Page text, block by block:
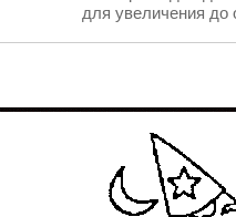
для увеличения до